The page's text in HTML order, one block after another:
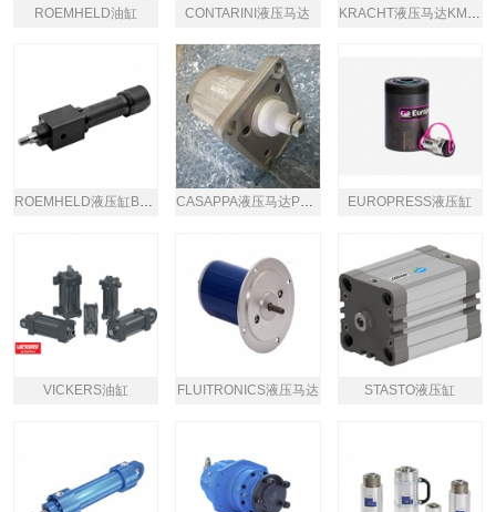
ROEMHELD油缸 CONTARINI液压马达
ROEMHELD液压缸B1.282 CASAPPA液压马达PLM20.11,2R0-82E2 EUROPRESS液压缸
VICKERS油缸 FLUITRONICS液压马达 STASTO液压缸